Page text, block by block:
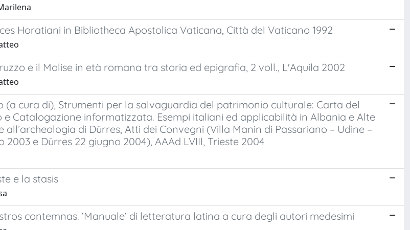
Horatiani in Bibliotheca Apostolica Vaticana, Città del Vaticano 1992
e il Molise in età romana tra storia ed epigrafia, 2 voll., L'Aquila 2002
(a cura di), Strumenti per la salvaguardia del patrimonio culturale: Carta del
e Catalogazione informatizzata. Esempi italiani ed applicabilità in Albania e Alte
di Dürres, Atti dei Convegni (Villa Manin di Passariano – Udine –
2003 e Dürres 22 giugno 2004), AAAd LVIII, Trieste 2004
e la stasis
contemnas. ‘Manuale‘ di letteratura latina a cura degli autori medesimi